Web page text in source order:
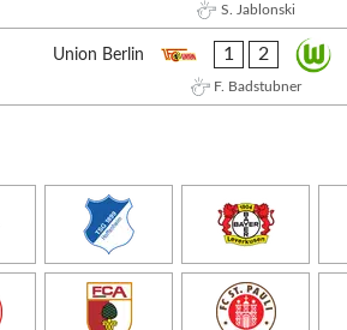
S. Jablonski
Union Berlin 1 2
F. Badstubner